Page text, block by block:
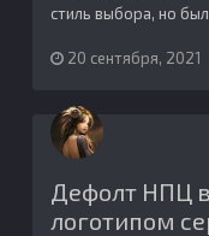
стиль выбора, но
20 сентября, 2021
Дефолт НПЦ
логотипом